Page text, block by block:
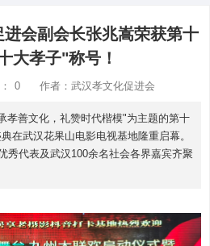
会副会长张兆嵩荣获第十
大孝子"称号！
0 作者：武汉孝文化促进会
孝善文化，礼赞时代楷模"为主题的第十
在武汉花果山电影电视基地隆重启幕。
秀代表及武汉100余名社会各界嘉宾齐聚